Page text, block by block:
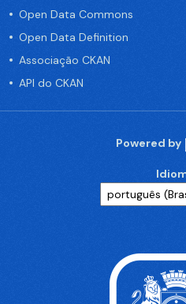
Open Data Commons
Open Data Definition
Associação CKAN
API do CKAN
Powered by